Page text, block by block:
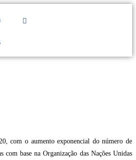
com o aumento exponencial do número de
base na Organização das Nações Unidas